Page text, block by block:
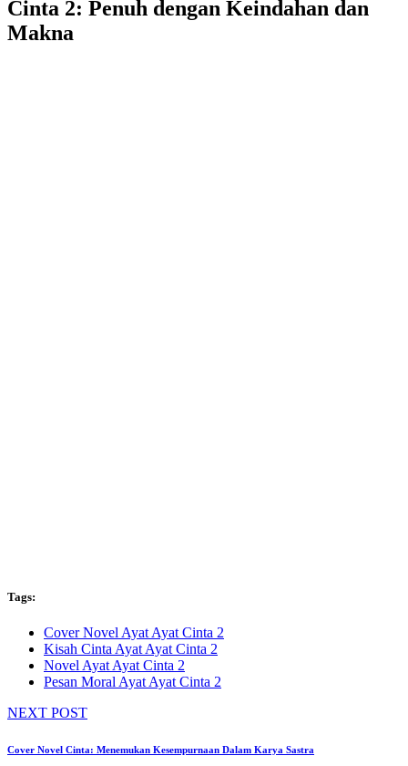
Cinta 2: Penuh dengan Keindahan dan
Makna
Tags:
Cover Novel Ayat Ayat Cinta 2
Kisah Cinta Ayat Ayat Cinta 2
Novel Ayat Ayat Cinta 2
Pesan Moral Ayat Ayat Cinta 2
NEXT POST
Cover Novel Cinta: Menemukan Kesempurnaan Dalam Karya Sastra